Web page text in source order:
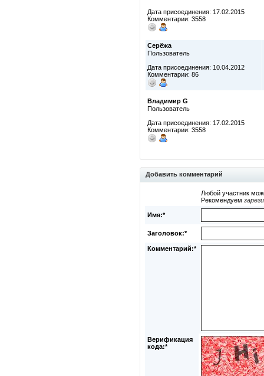
Дата присоединения: 17.02.2015
Комментарии: 3558
Серёжа
Пользователь
Дата присоединения: 10.04.2012
Комментарии: 86
Владимир G
Пользователь
Дата присоединения: 17.02.2015
Комментарии: 3558
Добавить комментарий
Любой участник
Рекомендуем
Имя:*
Заголовок:*
Комментарий:*
Верификация
кода:*